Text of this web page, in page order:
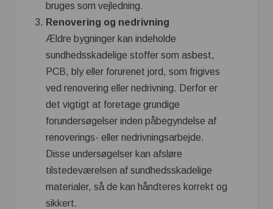
bruges som vejledning.
Renovering og nedrivning
Ældre bygninger kan indeholde
sundhedsskadelige stoffer som asbest,
PCB, bly eller forurenet jord, som frigives
ved renovering eller nedrivning. Derfor er
det vigtigt at foretage grundige
forundersøgelser inden påbegyndelse af
renoverings- eller nedrivningsarbejde.
Disse undersøgelser kan afsløre
tilstedeværelsen af sundhedsskadelige
materialer, så de kan håndteres korrekt og
sikkert.